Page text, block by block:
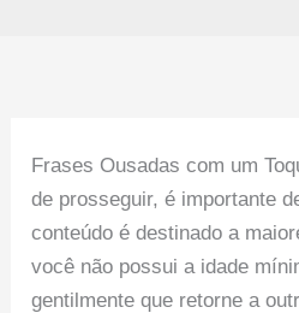
Frases Ousadas com um
de prosseguir, é importante
conteúdo é destinado a
você não possui a idade
gentilmente que retorne a